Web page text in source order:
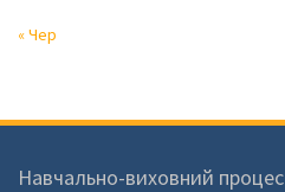
« Чер
Навчально-виховний процес